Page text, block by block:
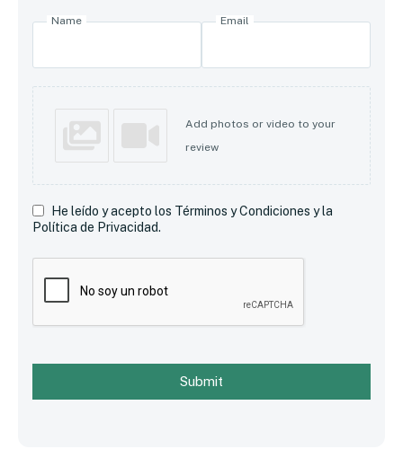
Name Email
Add photos or video to your
review
He leído y acepto los Términos y Condiciones y la
Política de Privacidad.
Submit